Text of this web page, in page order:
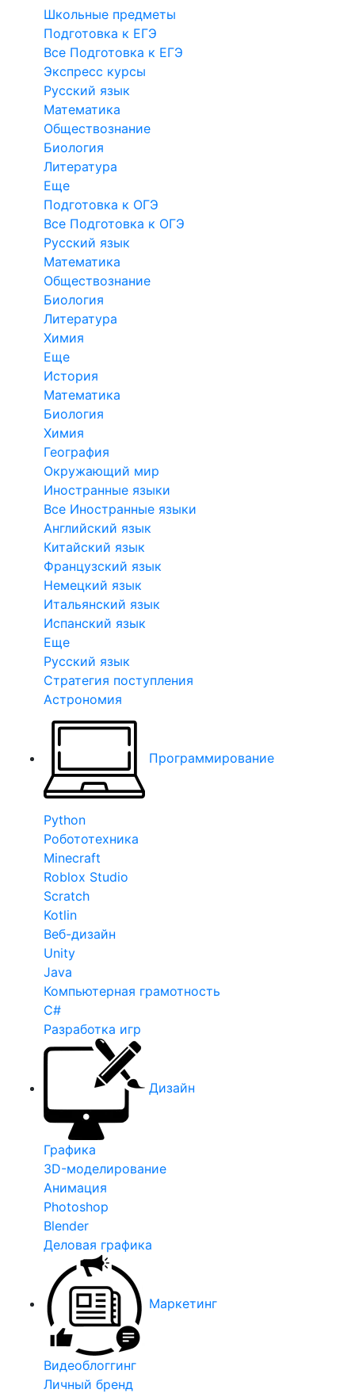
Школьные предметы
Подготовка к ЕГЭ
Все Подготовка к ЕГЭ
Экспресс курсы
Русский язык
Математика
Обществознание
Биология
Литература
Еще
Подготовка к ОГЭ
Все Подготовка к ОГЭ
Русский язык
Математика
Обществознание
Биология
Литература
Химия
Еще
История
Математика
Биология
Химия
География
Окружающий мир
Иностранные языки
Все Иностранные языки
Английский язык
Китайский язык
Французский язык
Немецкий язык
Итальянский язык
Испанский язык
Еще
Русский язык
Стратегия поступления
Астрономия
Программирование
Python
Робототехника
Minecraft
Roblox Studio
Scratch
Kotlin
Веб-дизайн
Unity
Java
Компьютерная грамотность
C#
Разработка игр
Дизайн
Графика
3D-моделирование
Анимация
Photoshop
Blender
Деловая графика
Маркетинг
Видеоблоггинг
Личный бренд